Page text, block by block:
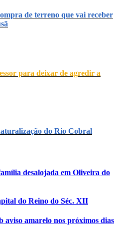
de terreno que vai receber
para deixar de agredir a
do Rio Cobral
desalojada em Oliveira do
do Reino do Séc. XII
aviso amarelo nos próximos dias